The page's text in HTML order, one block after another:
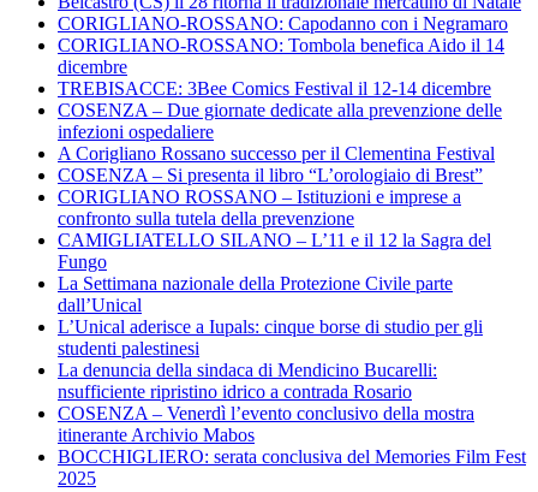
CORIGLIANO-ROSSANO: Capodanno con i Negramaro
CORIGLIANO-ROSSANO: Tombola benefica Aido il 14
dicembre
TREBISACCE: 3Bee Comics Festival il 12-14 dicembre
COSENZA – Due giornate dedicate alla prevenzione delle
infezioni ospedaliere
A Corigliano Rossano successo per il Clementina Festival
COSENZA – Si presenta il libro “L’orologiaio di Brest”
CORIGLIANO ROSSANO – Istituzioni e imprese a
confronto sulla tutela della prevenzione
CAMIGLIATELLO SILANO – L’11 e il 12 la Sagra del
Fungo
La Settimana nazionale della Protezione Civile parte
dall’Unical
L’Unical aderisce a Iupals: cinque borse di studio per gli
studenti palestinesi
La denuncia della sindaca di Mendicino Bucarelli:
nsufficiente ripristino idrico a contrada Rosario
COSENZA – Venerdì l’evento conclusivo della mostra
itinerante Archivio Mabos
BOCCHIGLIERO: serata conclusiva del Memories Film Fest
2025